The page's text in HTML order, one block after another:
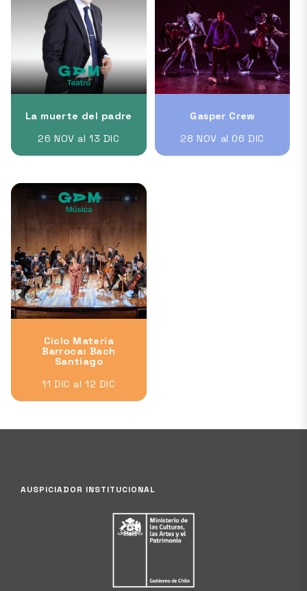
La muerte del padre
26 NOV al 13 DIC
Gasper Crew
28 NOV al 06 DIC
Ciclo Materia
Barroca: Bach
Santiago
11 DIC al 12 DIC
AUSPICIADOR INSTITUCIONAL